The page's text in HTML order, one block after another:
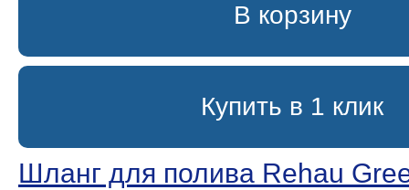
В корзину
Купить в 1 клик
Шланг для полива Rehau